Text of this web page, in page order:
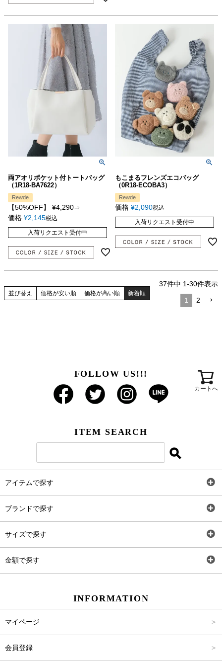
両アオリポケット付トートバッグ
（1R18-BA7622）
Rewde
【50%OFF】 ¥4,290⇒
価格 ¥2,145税込
入荷リクエスト受付中
もこまるフレンズエコバッグ
（0R18-ECOBA3）
Rewde
価格 ¥2,090税込
入荷リクエスト受付中
並び替え 価格が安い順 価格が高い順 新着順
37件中 1-30件表示
1 2
カートへ
FOLLOW US!!!
ITEM SEARCH
アイテムで探す
ブランドで探す
サイズで探す
金額で探す
INFORMATION
マイページ
会員登録